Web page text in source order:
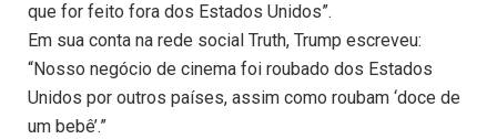
que for feito fora dos Estados Unidos”.
Em sua conta na rede social Truth, Trump escreveu:
“Nosso negócio de cinema foi roubado dos Estados
Unidos por outros países, assim como roubam ‘doce de
um bebê’.”